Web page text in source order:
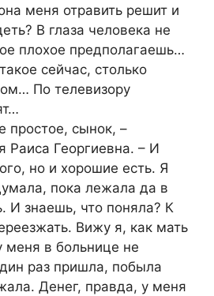
меня отравить решит и
В глаза человека не
плохое предполагаешь…
сейчас, столько
По телевизору
простое, сынок, –
Раиса Георгиевна. – И
но и хорошие есть. Я
пока лежала да в
И знаешь, что поняла? К
Вижу я, как мать
меня в больнице не
раз пришла, побыла
Денег, правда, у меня